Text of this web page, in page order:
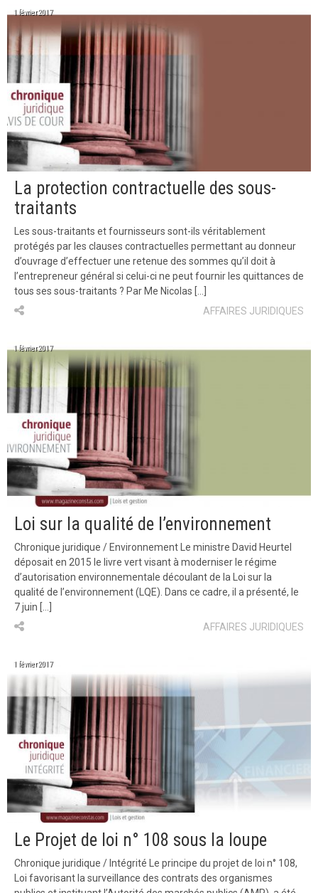
1 février 2017
La protection contractuelle des sous-
traitants
Les sous-traitants et fournisseurs sont-ils véritablement
protégés par les clauses contractuelles permettant au donneur
d’ouvrage d’effectuer une retenue des sommes qu’il doit à
l’entrepreneur général si celui-ci ne peut fournir les quittances de
tous ses sous-traitants ? Par Me Nicolas […]
AFFAIRES JURIDIQUES
1 février 2017
Loi sur la qualité de l’environnement
Chronique juridique / Environnement Le ministre David Heurtel
déposait en 2015 le livre vert visant à moderniser le régime
d’autorisation environnementale découlant de la Loi sur la
qualité de l’environnement (LQE). Dans ce cadre, il a présenté, le
7 juin […]
AFFAIRES JURIDIQUES
1 février 2017
Le Projet de loi n° 108 sous la loupe
Chronique juridique / Intégrité Le principe du projet de loi n° 108,
Loi favorisant la surveillance des contrats des organismes